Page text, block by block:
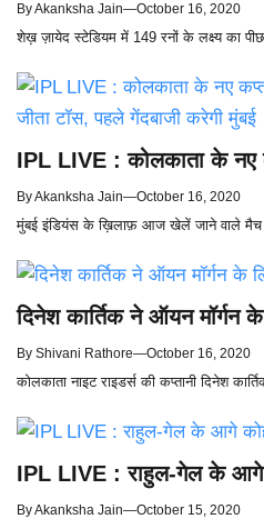
ByAkanksha Jain—October 16, 2020
शेख़ ज़ायेद स्टेडियम में 149 रनों के लक्ष्य का
IPL LIVE : कोलकाता के नए
ByAkanksha Jain—October 16, 2020
मुंबई इंडियंस के ख़िलाफ़ आज खेलें जाने वाले मैच में
दिनेश कार्तिक ने ऑयन मॉर्गन
By Shivani Rathore—October 16, 2020
कोलकाता नाइट राइडर्स की कप्तानी दिनेश
IPL LIVE : राहुल-गेल के आगे
ByAkanksha Jain—October 15, 2020